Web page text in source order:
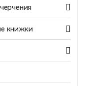
книжки